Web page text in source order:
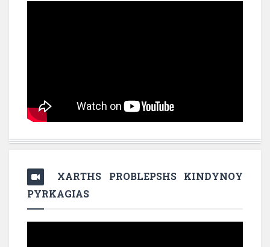
XARTHS PROBLEPSHS KINDYNOY
PYRKAGIAS